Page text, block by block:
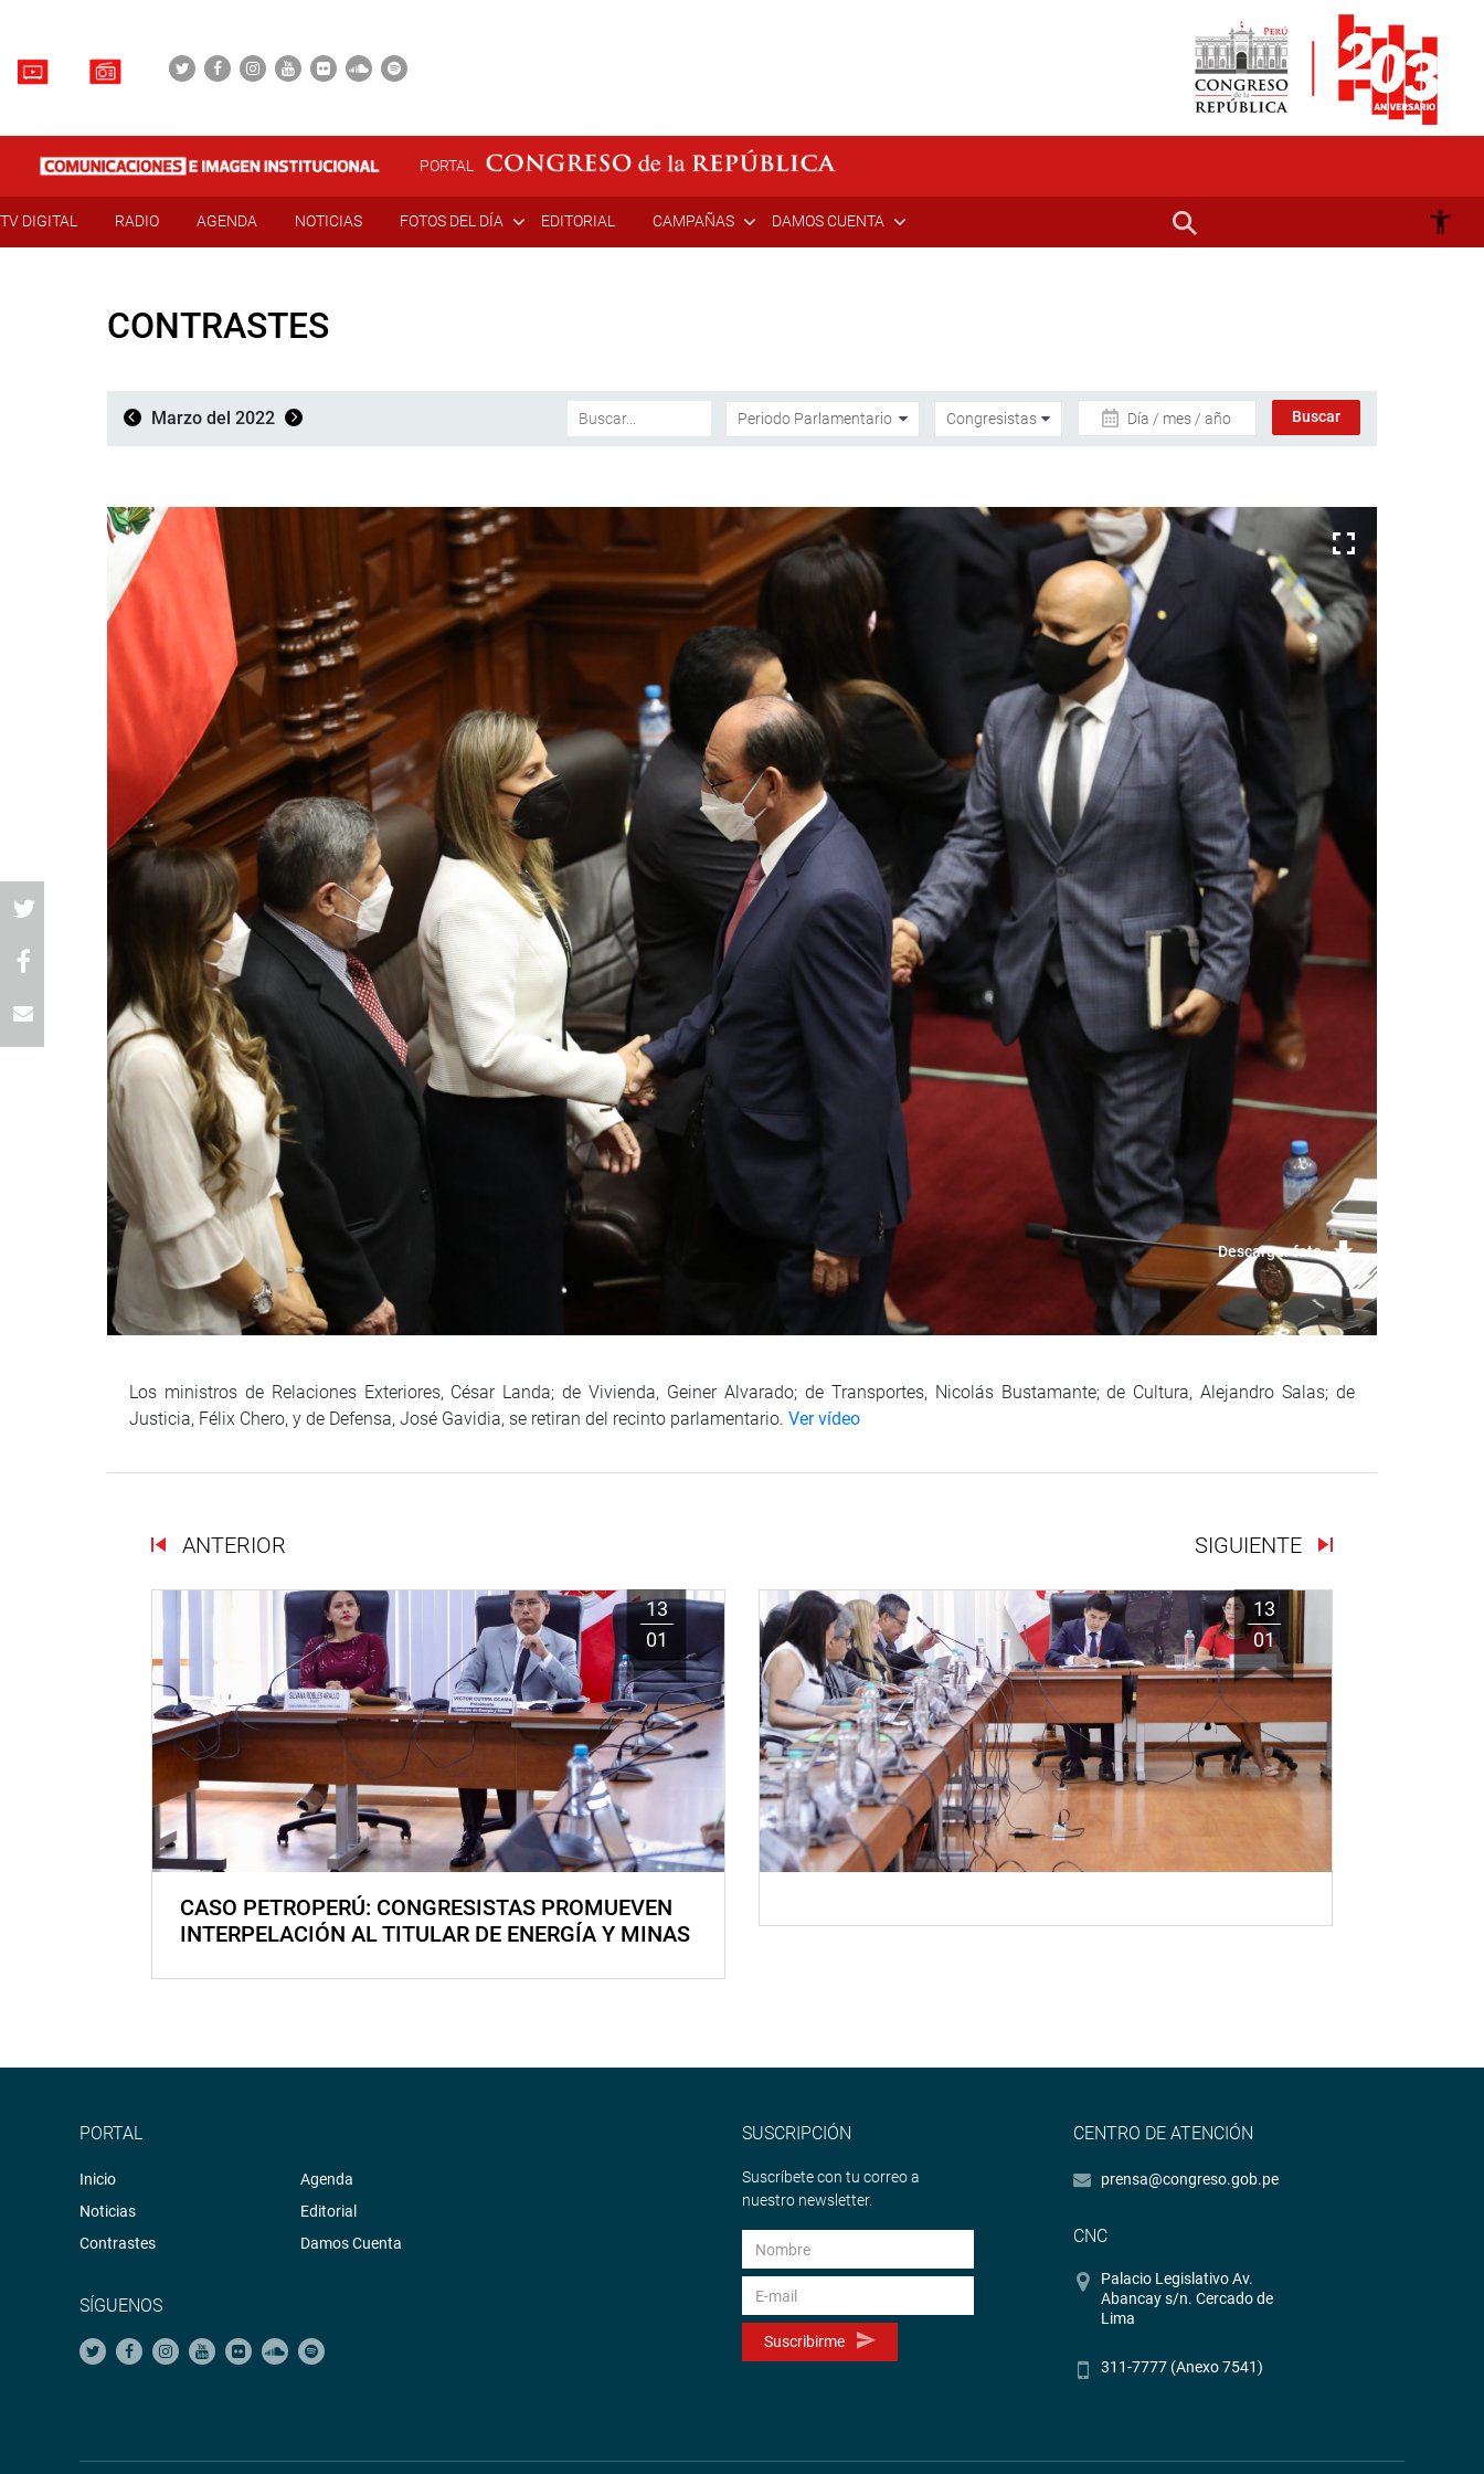
PORTAL
TV DIGITAL RADIO AGENDA NOTICIAS FOTOS DEL DÍA EDITORIAL CAMPAÑAS DAMOS CUENTA
CONTRASTES
Marzo del 2022 Día / mes / año
Descargar foto
Los ministros de Relaciones Exteriores, César Landa; de Vivienda, Geiner Alvarado; de Transportes, Nicolás Bustamante; de Cultura, Alejandro Salas; de
Justicia, Félix Chero, y de Defensa, José Gavidia, se retiran del recinto parlamentario. Ver vídeo
ANTERIOR SIGUIENTE
13
01
CASO PETROPERÚ: CONGRESISTAS PROMUEVEN
INTERPELACIÓN AL TITULAR DE ENERGÍA Y MINAS
13
01
PORTAL
Inicio
Noticias
Contrastes
Agenda
Editorial
Damos Cuenta
SÍGUENOS
SUSCRIPCIÓN
Suscríbete con tu correo a
nuestro newsletter.
Suscribirme
CENTRO DE ATENCIÓN
prensa@congreso.gob.pe
CNC
Palacio Legislativo Av.
Abancay s/n. Cercado de
Lima
311-7777 (Anexo 7541)